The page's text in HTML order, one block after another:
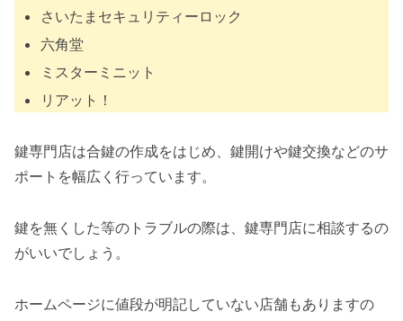
さいたまセキュリティーロック
六角堂
ミスターミニット
リアット！
鍵専門店は合鍵の作成をはじめ、鍵開けや鍵交換などのサ
ポートを幅広く行っています。
鍵を無くした等のトラブルの際は、鍵専門店に相談するの
がいいでしょう。
ホームページに値段が明記していない店舗もありますの